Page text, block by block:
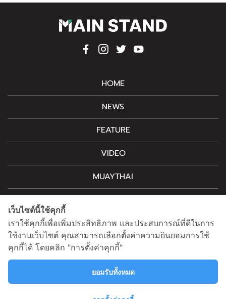
HOME
NEWS
FEATURE
VIDEO
MUAYTHAI
CONTACT
สนใจโฆษณาติดต่อ
information@mainstand.co.th
เว็บไซต์นี้ใช้คุกกี้
เราใช้คุกกี้เพื่อเพิ่มประสิทธิภาพ และประสบการณ์ที่ดีในการ
ใช้งานเว็บไซต์ คุณสามารถเลือกตั้งค่าความยินยอมการใช้
คุกกี้ได้ โดยคลิก "การตั้งค่าคุกกี้"
ยอมรับทั้งหมด